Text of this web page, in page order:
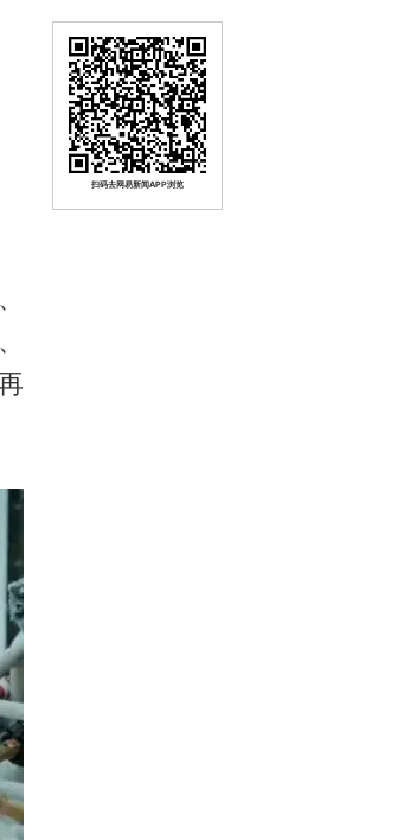
扫码去网易新闻APP浏览